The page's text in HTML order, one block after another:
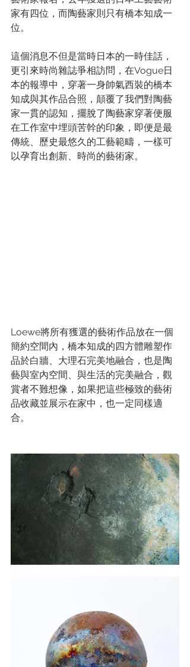
家有四位，而陶藝家則只有橋本知成一
位。
這個消息不但是當時日本的一時佳話，
更引來時尚雜誌爭相訪問，在Vogue日
本的報導中，穿著一身帥氣西裝的橋本
知成與其作品合照，顛覆了我們對陶藝
家一貫的認知，擺脫了陶藝家穿著便服
在工作室中埋頭苦幹的印象，即便是最
傳統、歷史最悠久的工藝範疇，一樣可
以孕育出創新、時尚的藝術家。
Loewe將所有獲選的藝術作品放在一個
簡約空間內，橋本知成的四方體雕塑作
品於白牆、大理石完美地融合，也是陶
藝與室內空間、與生活的完美融合，觀
賞者不難想像，如果把這些極致的藝術
品收藏並展示在家中，也一定同樣適
合。